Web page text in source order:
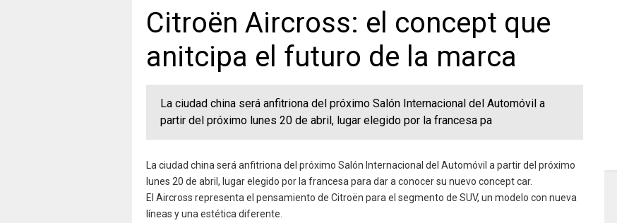
Citroën Aircross: el concept que
anitcipa el futuro de la marca
La ciudad china será anfitriona del próximo Salón Internacional del Automóvil a
partir del próximo lunes 20 de abril, lugar elegido por la francesa pa
La ciudad china será anfitriona del próximo Salón Internacional del Automóvil a partir del próximo
lunes 20 de abril, lugar elegido por la francesa para dar a conocer su nuevo concept car.
El Aircross representa el pensamiento de Citroën para el segmento de SUV, un modelo con nueva
líneas y una estética diferente.